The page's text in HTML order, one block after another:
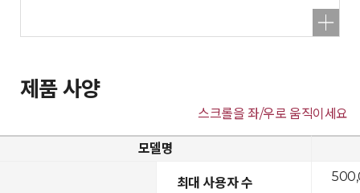
제품 사양
스크롤을 좌/우로 움직이세요
모델명
최대 사용자 수